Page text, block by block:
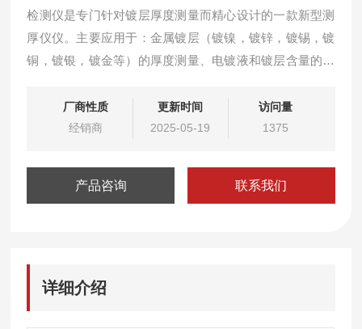
检测仪是专门针对镀层厚度测量而精心设计的一款新型测
厚仪仪。主要应用于：金属镀层（镀镍，镀锌，镀锡，镀
铜，镀银，镀金等）的厚度测量、电镀液和镀层含量的测
厂商性质
经销商
更新时间
2025-05-19
访问量
1375
产品咨询 联系我们
详细介绍